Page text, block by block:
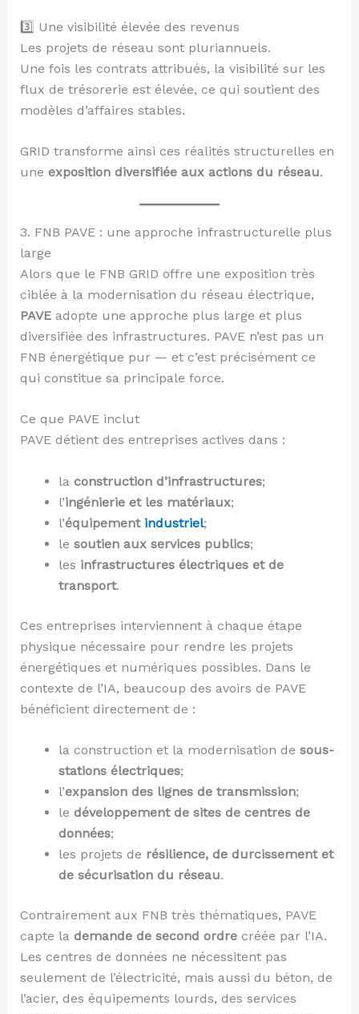
3️⃣ Une visibilité élevée des revenus
Les projets de réseau sont pluriannuels.
Une fois les contrats attribués, la visibilité sur les
flux de trésorerie est élevée, ce qui soutient des
modèles d’affaires stables.
GRID transforme ainsi ces réalités structurelles en
une exposition diversifiée aux actions du réseau.
3. FNB PAVE : une approche infrastructurelle plus
large
Alors que le FNB GRID offre une exposition très
ciblée à la modernisation du réseau électrique,
PAVEadopte une approche plus large et plus
diversifiée des infrastructures. PAVE n’est pas un
FNB énergétique pur — et c’est précisément ce
qui constitue sa principale force.
Ce que PAVE inclut
PAVE détient des entreprises actives dans :
la construction d’infrastructures;
l’ingénierie et les matériaux;
l’équipement industriel;
le soutien aux services publics;
les infrastructures électriques et de
transport.
Ces entreprises interviennent à chaque étape
physique nécessaire pour rendre les projets
énergétiques et numériques possibles. Dans le
contexte de l’IA, beaucoup des avoirs de PAVE
bénéficient directement de :
la construction et la modernisation de sous-
stations électriques;
l’expansion des lignes de transmission;
le développement de sites de centres de
données;
les projets de résilience, de durcissement et
de sécurisation du réseau.
Contrairement aux FNB très thématiques, PAVE
capte la demande de second ordrecréée par l’IA.
Les centres de données ne nécessitent pas
seulement de l’électricité, mais aussi du béton, de
l’acier, des équipements lourds, des services